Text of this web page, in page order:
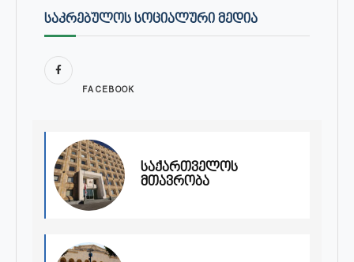
ᲡᲐᲙᲠᲔᲑᲣᲚᲝᲡ ᲡᲝᲪᲘᲐᲚᲣᲠᲘ ᲛᲔᲓᲘᲐ
FACEBOOK
საქართველოს
მთავრობა